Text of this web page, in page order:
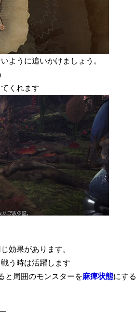
ように追いかけましょう。
くれます
効果があります。
う時は活躍します
と周囲のモンスターを麻痺状態にする